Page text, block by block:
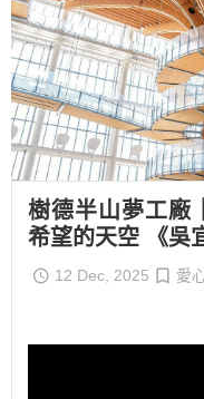
樹德半山夢工廠
希望的天空 《吳
12 Dec, 2025
愛